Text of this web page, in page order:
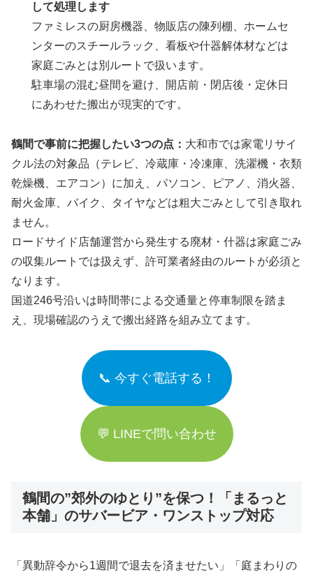
して処理します
ファミレスの厨房機器、物販店の陳列棚、ホームセ
ンターのスチールラック、看板や什器解体材などは
家庭ごみとは別ルートで扱います。
駐車場の混む昼間を避け、開店前・閉店後・定休日
にあわせた搬出が現実的です。
鶴間で事前に把握したい3つの点： 大和市では家電リサイ
クル法の対象品（テレビ、冷蔵庫・冷凍庫、洗濯機・衣類
乾燥機、エアコン）に加え、パソコン、ピアノ、消火器、
耐火金庫、バイク、タイヤなどは粗大ごみとして引き取れ
ません。
ロードサイド店舗運営から発生する廃材・什器は家庭ごみ
の収集ルートでは扱えず、許可業者経由のルートが必須と
なります。
国道246号沿いは時間帯による交通量と停車制限を踏ま
え、現場確認のうえで搬出経路を組み立てます。
📞 今すぐ電話する！
💬 LINEで問い合わせ
鶴間の”郊外のゆとり”を保つ！「まるっと
本舗」のサバービア・ワンストップ対応
「異動辞令から1週間で退去を済ませたい」「庭まわりの